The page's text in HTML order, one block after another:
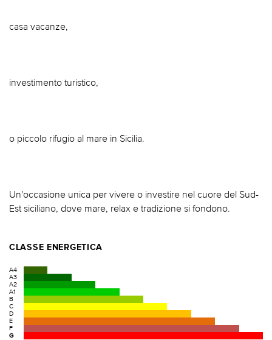
casa vacanze,
investimento turistico,
o piccolo rifugio al mare in Sicilia.
Un'occasione unica per vivere o investire nel cuore del Sud-
Est siciliano, dove mare, relax e tradizione si fondono.
CLASSE ENERGETICA
A4
A3
A2
A1
B
C
D
E
F
G